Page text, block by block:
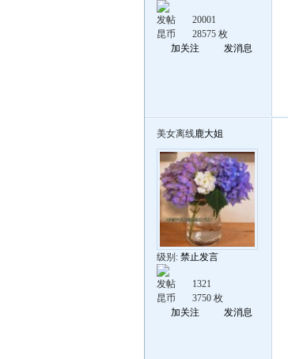
发帖
20001
昆币
28575 枚
加关注
发消息
美女离线鹿大姐
级别: 禁止发言
发帖
1321
昆币
3750 枚
加关注
发消息